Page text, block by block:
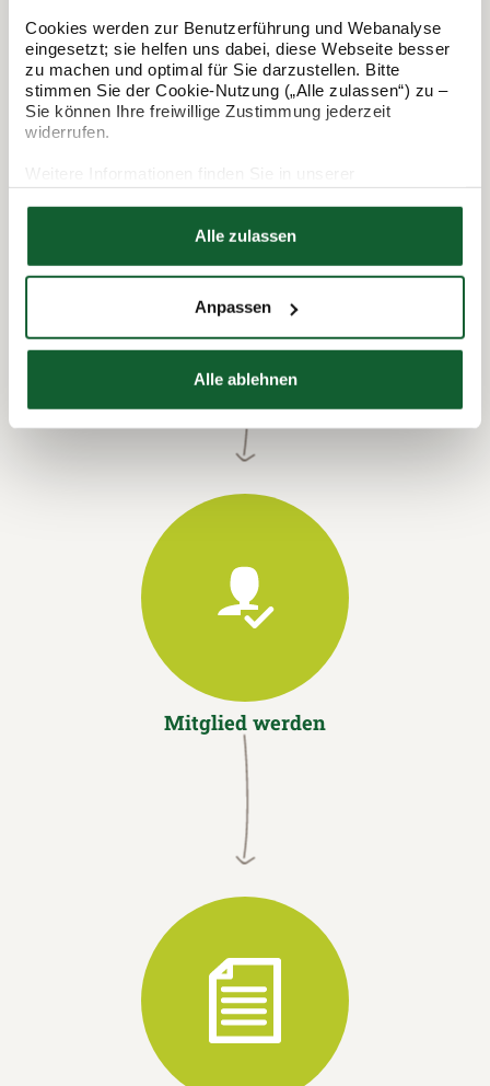
Cookies werden zur Benutzerführung und Webanalyse
eingesetzt; sie helfen uns dabei, diese Webseite besser
zu machen und optimal für Sie darzustellen. Bitte
stimmen Sie der Cookie-Nutzung („Alle zulassen“) zu –
Sie können Ihre freiwillige Zustimmung jederzeit
widerrufen.
Datenschutzerklärung
Hier finden Sie unser
Alle zulassen
Anpassen
Alle ablehnen
In 3 Schritten zur Steuererklärung.
So funktioniert's:
Termin vereinbaren
Mitglied werden